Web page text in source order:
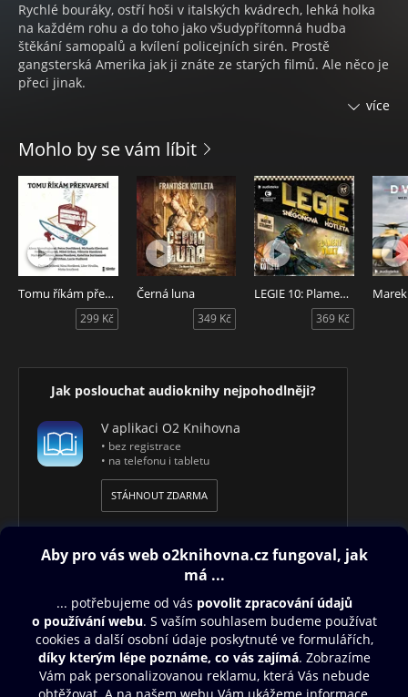
Rychlé bouráky, ostří hoši v italských kvádrech, lehká holka
na každém rohu a do toho jako všudypřítomná hudba
štěkání samopalů a kvílení policejních sirén. Prostě
gangsterská Amerika jak ji znáte ze starých filmů. Ale něco je
přeci jinak.
Charlie Parker. Dříve špička v jemné práci s elektronikou,
dnes jen pěšák v gangových válkách. Za každý den života
musí platit – krví, kterou prolije, kouskem duše, který ztratí
při každém zmáčknutí spouště.
Sledujte jeho boj v sérii několika povídek, odehrávajících se v
bouřlivém období na pomezí jaderné války. A pokud máte
odvahu, nahlédněte i do daleko neradostnější budoucnosti.
Audiokniha Špinavá práce - autor Petr Schink, čte Petr
více
Mohlo by se vám líbit
Tomu říkám překvapení
299 Kč
Černá luna
349 Kč
LEGIE 10: Plameny války
369 Kč
Jak poslouchat audioknihy nejpohodlněji?
V aplikaci O2 Knihovna
• bez registrace
• na telefonu i tabletu
STÁHNOUT ZDARMA
Obsah ke stažení
Moje O2 Knihovna
Další zábava